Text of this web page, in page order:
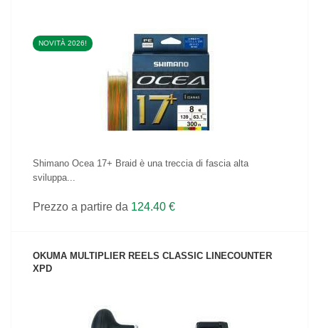
NOVITÀ 2026!
VEDI IL PRODOTTO
Shimano Ocea 17+ Braid è una treccia di fascia alta
sviluppa...
Prezzo a partire da 124.40 €
OKUMA MULTIPLIER REELS CLASSIC LINECOUNTER
XPD